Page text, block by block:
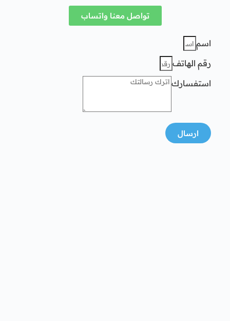
تواصل معنا واتساب
اسم
رقم الهاتف
استفسارك
ارسال